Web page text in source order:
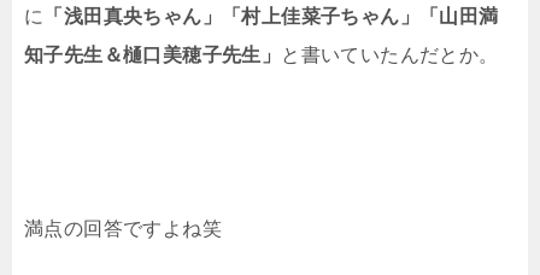
に
「浅田真央ちゃん」「村上佳菜子ちゃん」「山田満
知子先生＆樋口美穂子先生」
と書いていたんだとか。
満点の回答ですよね笑